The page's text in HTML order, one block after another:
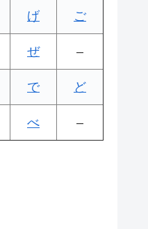
げ ご
ぜ –
で ど
べ –